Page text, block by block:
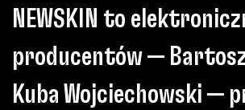
NEWSKIN to
producentów —
Kuba Wojciechowski —